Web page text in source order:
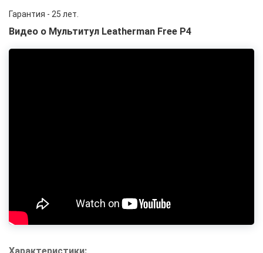
Гарантия - 25 лет.
Видео о Мультитул Leatherman Free P4